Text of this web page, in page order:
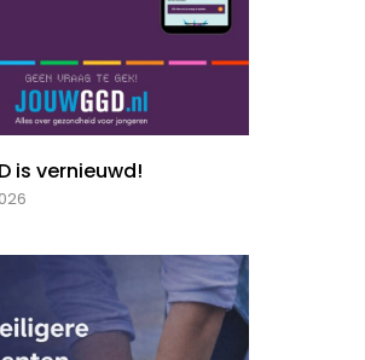
is vernieuwd!